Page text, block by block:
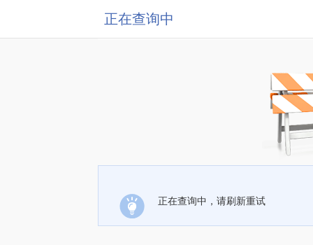
正在查询中
正在查询中，请刷新重试